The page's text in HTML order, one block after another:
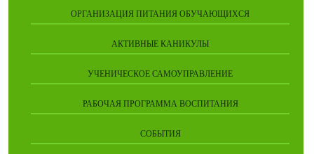
ОРГАНИЗАЦИЯ ПИТАНИЯ ОБУЧАЮЩИХСЯ
АКТИВНЫЕ КАНИКУЛЫ
УЧЕНИЧЕСКОЕ САМОУПРАВЛЕНИЕ
РАБОЧАЯ ПРОГРАММА ВОСПИТАНИЯ
СОБЫТИЯ